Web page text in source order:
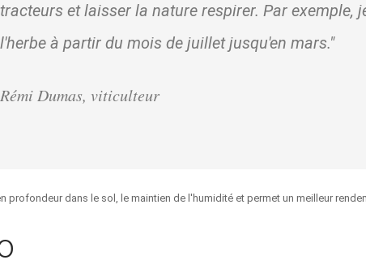
tracteurs et laisser la nature respirer. Par exemple,
l'herbe à partir du mois de juillet jusqu'en mars."
Rémi Dumas, viticulteur
profondeur dans le sol, le maintien de l'humidité et permet un meilleur